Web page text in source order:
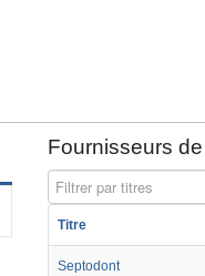
Fournisseurs
Filtrer par titres
Titre
Septodont